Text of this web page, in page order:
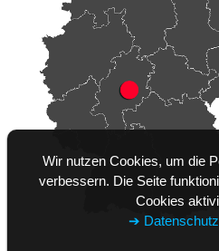
Wir nutzen Cookies, um die
verbessern. Die Seite
Cookies
➔